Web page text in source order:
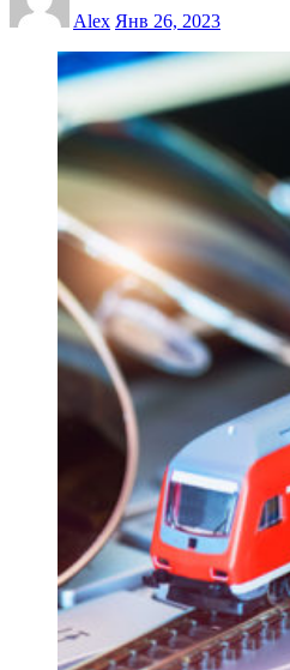
Alex Янв 26, 2023